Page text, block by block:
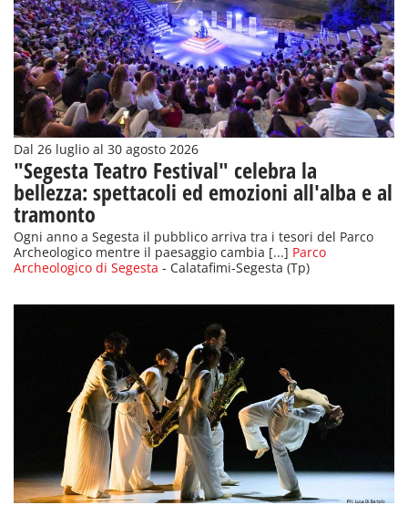
Dal 26 luglio al 30 agosto 2026
"Segesta Teatro Festival" celebra la
bellezza: spettacoli ed emozioni all'alba e al
tramonto
Ogni anno a Segesta il pubblico arriva tra i tesori del Parco
Archeologico mentre il paesaggio cambia [...] Parco
Archeologico di Segesta - Calatafimi-Segesta (Tp)